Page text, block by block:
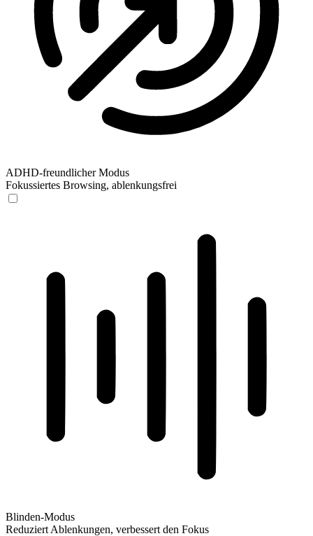
ADHD-freundlicher Modus
Fokussiertes Browsing, ablenkungsfrei
Blinden-Modus
Reduziert Ablenkungen, verbessert den Fokus